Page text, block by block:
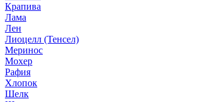
Крапива
Лама
Лен
Лиоцелл (Тенсел)
Меринос
Мохер
Рафия
Хлопок
Шелк